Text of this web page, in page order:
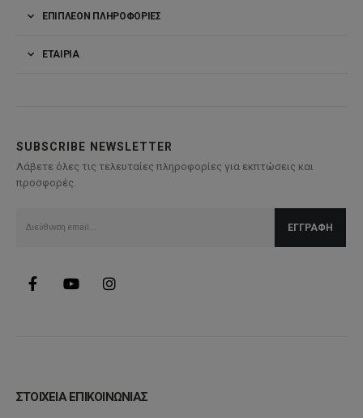
ΕΠΙΠΛΈΟΝ ΠΛΗΡΟΦΟΡΊΕΣ
ΕΤΑΙΡΊΑ
SUBSCRIBE NEWSLETTER
Λάβετε όλες τις τελευταίες πληροφορίες για εκπτώσεις και
προσφορές.
ΣΤΟΙΧΕΙΑ ΕΠΙΚΟΙΝΩΝΙΑΣ